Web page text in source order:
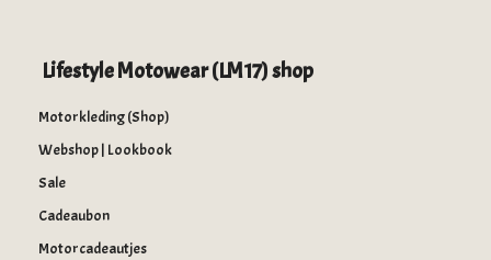
Lifestyle Motowear (LM17) shop
Motorkleding (Shop)
Webshop | Lookbook
Sale
Cadeaubon
Motorcadeautjes